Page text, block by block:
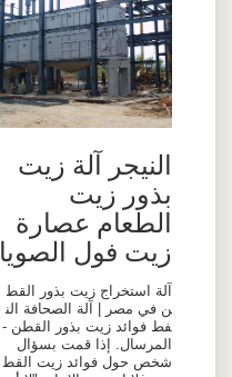
النيجر آلة زيت
بذور زيت
الطعام عصارة
زيت فول الصويا
آلة استخراج زيت بذور القط
ن في مصر | آلة الصحافة الن
فط فوائد زيت بذور القطن -
المرسال. إذا قمت بسؤال
شخص حول فوائد زيت القط